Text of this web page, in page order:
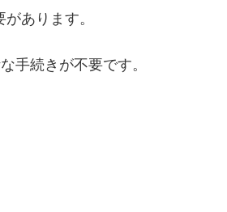
あります。
手続きが不要です。